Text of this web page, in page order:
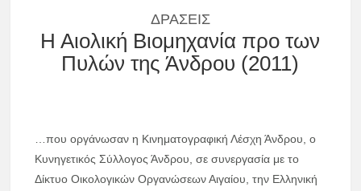
ΔΡΑΣΕΙΣ
Η Αιολική Βιομηχανία προ των
Πυλών της Άνδρου (2011)
…που οργάνωσαν η Κινηματογραφική Λέσχη Άνδρου, ο
Κυνηγετικός Σύλλογος Άνδρου, σε συνεργασία με το
Δίκτυο Οικολογικών Οργανώσεων Αιγαίου, την Ελληνική